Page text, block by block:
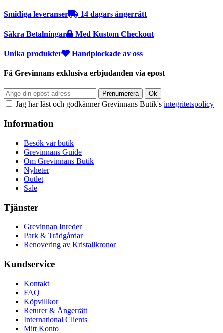
Smidiga leveranser 14 dagars ångerrätt
Säkra Betalningar Med Kustom Checkout
Unika produkter Handplockade av oss
Få Grevinnans exklusiva erbjudanden via epost
Jag har läst och godkänner Grevinnans Butik's integritetspolicy
Information
Besök vår butik
Grevinnans Guide
Om Grevinnans Butik
Nyheter
Outlet
Sale
Tjänster
Grevinnan Inreder
Park & Trädgårdar
Renovering av Kristallkronor
Kundservice
Kontakt
FAQ
Köpvillkor
Returer & Ångerrätt
International Clients
Mitt Konto